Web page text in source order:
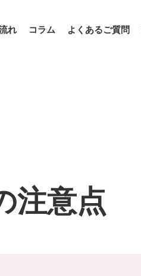
れ コラム よくあるご質問
注意点